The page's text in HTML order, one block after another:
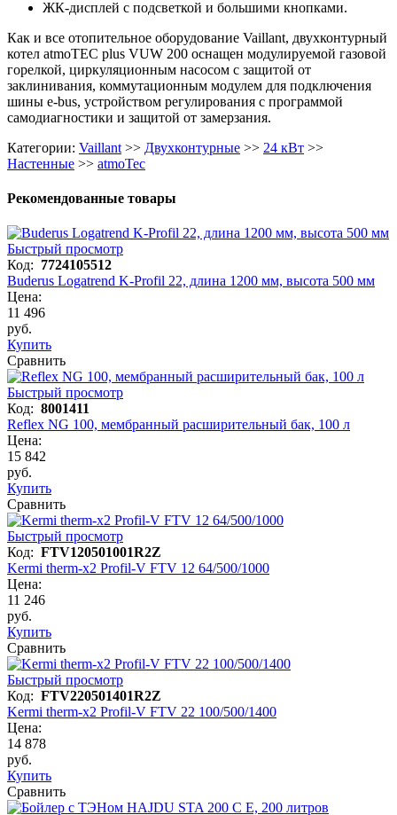
ЖК-дисплей с подсветкой и большими кнопками.
Как и все отопительное оборудование Vaillant, двухконтурный
котел atmoTEC plus VUW 200 оснащен модулируемой газовой
горелкой, циркуляционным насосом с защитой от
заклинивания, коммутационным модулем для подключения
шины e-bus, устройством регулирования с программой
самодиагностики и защитой от замерзания.
Категории: Vaillant >> Двухконтурные >> 24 кВт >>
Настенные >> atmoTec
Рекомендованные товары
Быстрый просмотр
Код: 7724105512
Buderus Logatrend K-Profil 22, длина 1200 мм, высота 500 мм
Цена:
11 496
руб.
Купить
Сравнить
Быстрый просмотр
Код: 8001411
Reflex NG 100, мембранный расширительный бак, 100 л
Цена:
15 842
руб.
Купить
Сравнить
Быстрый просмотр
Код: FTV120501001R2Z
Kermi therm-x2 Profil-V FTV 12 64/500/1000
Цена:
11 246
руб.
Купить
Сравнить
Быстрый просмотр
Код: FTV220501401R2Z
Kermi therm-x2 Profil-V FTV 22 100/500/1400
Цена:
14 878
руб.
Купить
Сравнить